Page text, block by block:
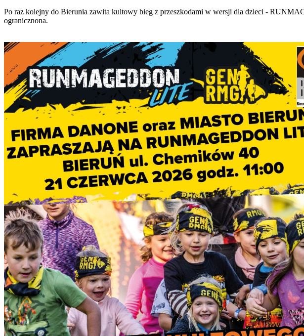
Po raz kolejny do Bierunia zawita kultowy bieg z przeszkodami w wersji dla dzieci -
ogranicznona.